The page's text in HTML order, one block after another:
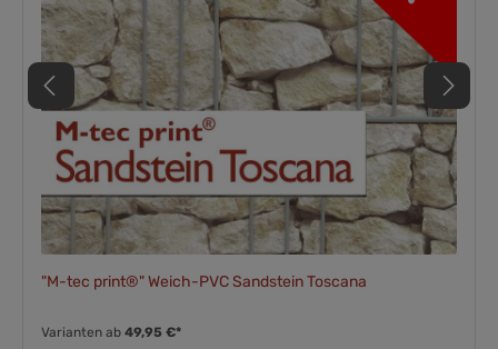
"M-tec print®" Weich-PVC Sandstein Toscana
Varianten ab 49,95 €*